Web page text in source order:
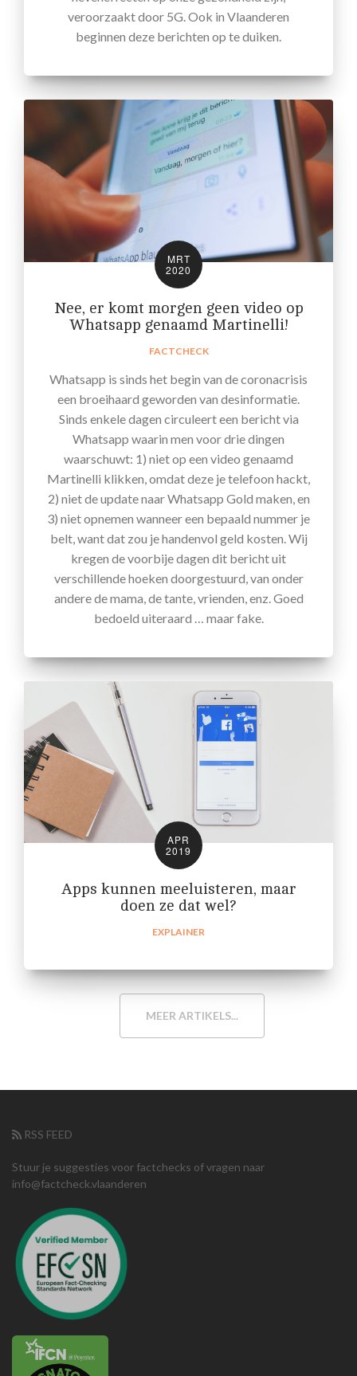
veroorzaakt door 5G. Ook in Vlaanderen
beginnen deze berichten op te duiken.
MRT
2020
Nee, er komt morgen geen video op
Whatsapp genaamd Martinelli!
FACTCHECK
Whatsapp is sinds het begin van de coronacrisis
een broeihaard geworden van desinformatie.
Sinds enkele dagen circuleert een bericht via
Whatsapp waarin men voor drie dingen
waarschuwt: 1) niet op een video genaamd
Martinelli klikken, omdat deze je telefoon hackt,
2) niet de update naar Whatsapp Gold maken, en
3) niet opnemen wanneer een bepaald nummer je
belt, want dat zou je handenvol geld kosten. Wij
kregen de voorbije dagen dit bericht uit
verschillende hoeken doorgestuurd, van onder
andere de mama, de tante, vrienden, enz. Goed
bedoeld uiteraard … maar fake.
APR
2019
Apps kunnen meeluisteren, maar
doen ze dat wel?
EXPLAINER
MEER ARTIKELS...
RSS FEED
Stuur je suggesties voor factchecks of vragen naar
info@factcheck.vlaanderen